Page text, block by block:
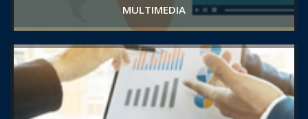
MULTIMEDIA